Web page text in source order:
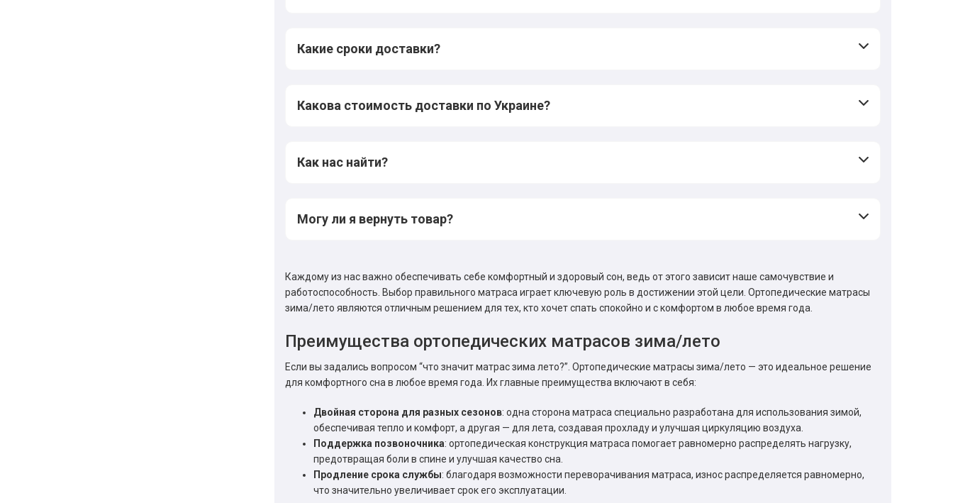
Какие сроки доставки?
Какова стоимость доставки по Украине?
Как нас найти?
Могу ли я вернуть товар?
Каждому из нас важно обеспечивать себе комфортный и здоровый сон, ведь от этого зависит наше самочувствие и
работоспособность. Выбор правильного матраса играет ключевую роль в достижении этой цели. Ортопедические матрасы
зима/лето являются отличным решением для тех, кто хочет спать спокойно и с комфортом в любое время года.
Преимущества ортопедических матрасов зима/лето
Если вы задались вопросом “что значит матрас зима лето?”. Ортопедические матрасы зима/лето — это идеальное решение
для комфортного сна в любое время года. Их главные преимущества включают в себя:
Двойная сторона для разных сезонов: одна сторона матраса специально разработана для использования зимой,
обеспечивая тепло и комфорт, а другая — для лета, создавая прохладу и улучшая циркуляцию воздуха.
Поддержка позвоночника: ортопедическая конструкция матраса помогает равномерно распределять нагрузку,
предотвращая боли в спине и улучшая качество сна.
Продление срока службы: благодаря возможности переворачивания матраса, износ распределяется равномерно,
что значительно увеличивает срок его эксплуатации.